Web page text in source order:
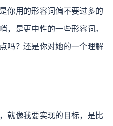
你用的形容词偏不要过多的
，是更中性的一些形容词。
吗？还是你对她的一个理解
就像我要实现的目标，是比